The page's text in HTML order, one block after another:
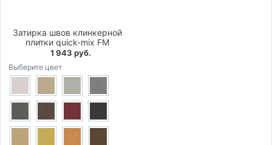
Затирка швов клинкерной
плитки quick-mix FM
1 943 руб.
Выберите цвет